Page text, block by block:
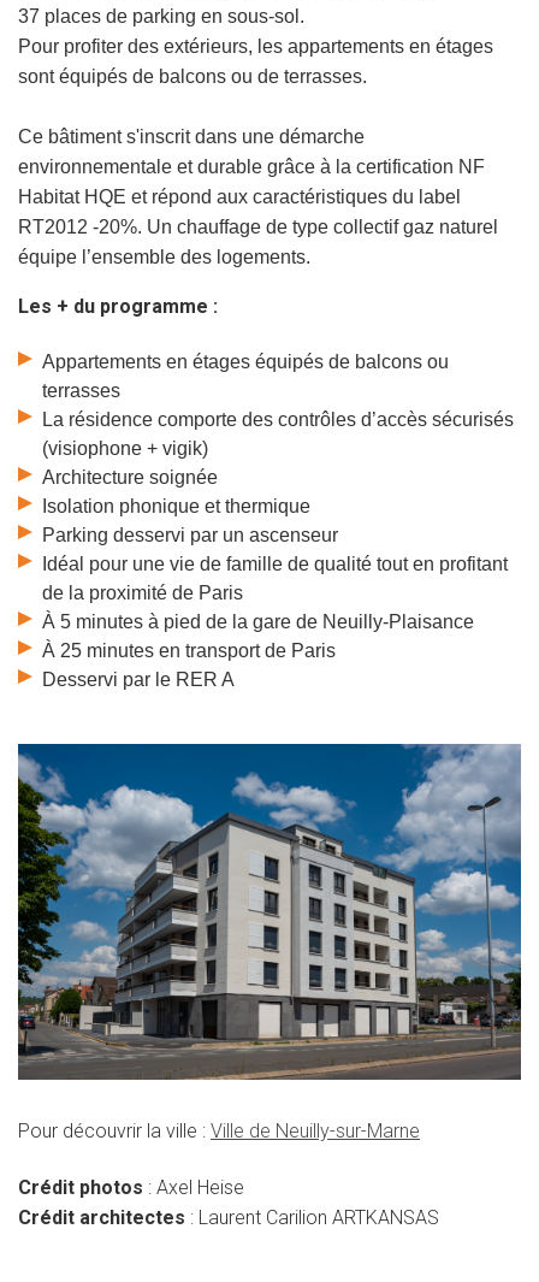
37 places de parking en sous-sol.
Pour profiter des extérieurs, les appartements en étages
sont équipés de balcons ou de terrasses.
Ce bâtiment s'inscrit dans une démarche
environnementale et durable grâce à la certification NF
Habitat HQE et répond aux caractéristiques du label
RT2012 -20%. Un chauffage de type collectif gaz naturel
équipe l’ensemble des logements.
Les + du programme :
Appartements en étages équipés de balcons ou
terrasses
La résidence comporte des contrôles d’accès sécurisés
(visiophone + vigik)
Architecture soignée
Isolation phonique et thermique
Parking desservi par un ascenseur
Idéal pour une vie de famille de qualité tout en profitant
de la proximité de Paris
À 5 minutes à pied de la gare de Neuilly-Plaisance
À 25 minutes en transport de Paris
Desservi par le RER A
Pour découvrir la ville : Ville de Neuilly-sur-Marne
Crédit photos : Axel Heise
Crédit architectes : Laurent Carilion ARTKANSAS